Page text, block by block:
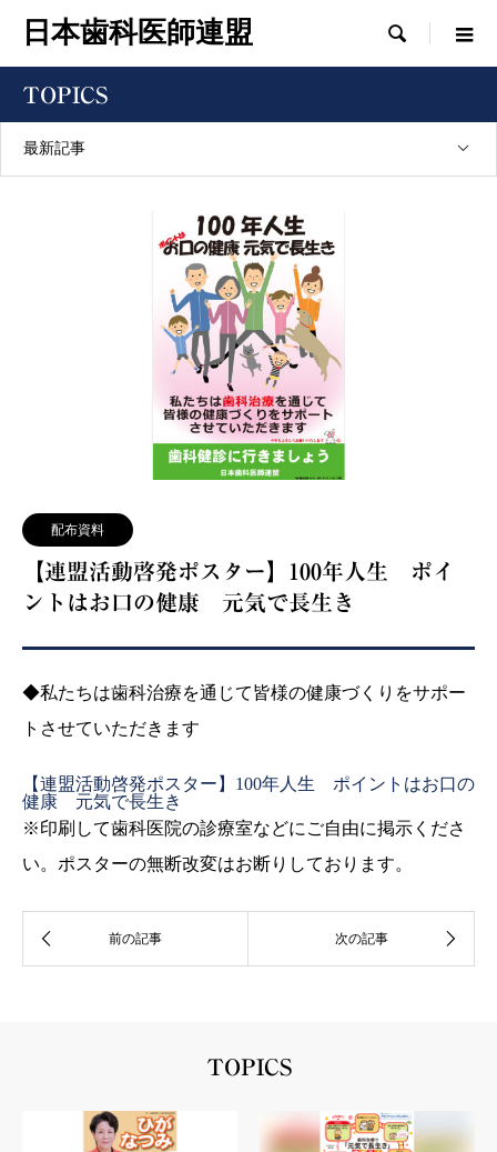
日本歯科医師連盟 
TOPICS
最新記事
配布資料
【連盟活動啓発ポスター】100年人生 ポイ
ントはお口の健康 元気で長生き
◆私たちは歯科治療を通じて皆様の健康づくりをサポー
トさせていただきます
【連盟活動啓発ポスター】100年人生 ポイントはお口の
健康 元気で長生き
※印刷して歯科医院の診療室などにご自由に掲示くださ
い。ポスターの無断改変はお断りしております。
TOPICS